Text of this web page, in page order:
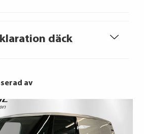
däck
leda till svårigheter att få hyra
teckna abonnemang och få nya
stöd, vänd dig till budget- och
i din kommun.
finns på
av